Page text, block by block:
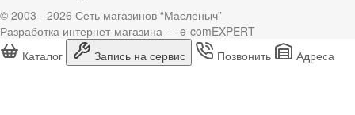
© 2003 - 2026 Сеть магазинов “Масленыч”
Разработка интернет-магазина — e-comEXPERT
Каталог
Запись на сервис Позвонить Адреса